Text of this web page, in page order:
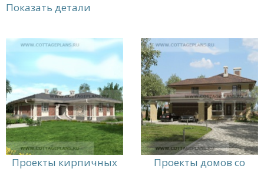
реализовали все свои несбыточные желания в
Первое что мы можем предложить это уже
готовые проекты домов в стиле Райта. Которые
Вы сможете просмотреть в наших каталогах. К
тому же Вы не только сможете просмотреть
проекты на фотографиях. Но и в видеороликах, в
3D формате и уже построенные дома на
земельных участках. Где Вы сможете внести
изменения с нашими архитекторами, если это
потребуется.
Показать детали
Проекты кирпичных
Проекты домов со